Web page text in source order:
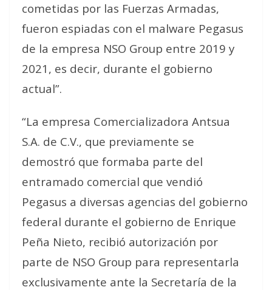
cometidas por las Fuerzas Armadas,
fueron espiadas con el malware Pegasus
de la empresa NSO Group entre 2019 y
2021, es decir, durante el gobierno
actual”.
“La empresa Comercializadora Antsua
S.A. de C.V., que previamente se
demostró que formaba parte del
entramado comercial que vendió
Pegasus a diversas agencias del gobierno
federal durante el gobierno de Enrique
Peña Nieto, recibió autorización por
parte de NSO Group para representarla
exclusivamente ante la Secretaría de la